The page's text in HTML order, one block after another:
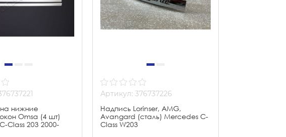
нижние
Omsa (4 шт)
Class 203 2000-
Артикул: 376737226
Надпись Lorinser, AMG,
Avangard (сталь) Mercedes C-
Class W203